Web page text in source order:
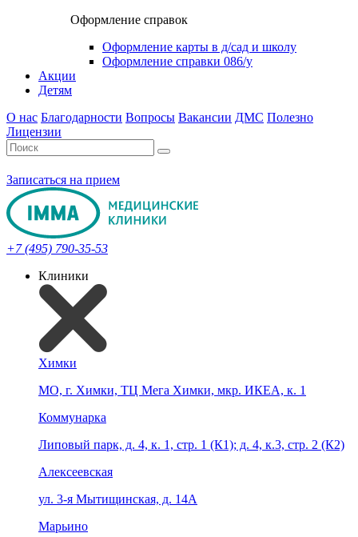
Оформление справок
Оформление карты в д/сад и школу
Оформление справки 086/у
Акции
Детям
О нас Благодарности Вопросы Вакансии ДМС Полезно
Лицензии
Записаться на прием
+7 (495) 790-35-53
Клиники
Химки
МО, г. Химки, ТЦ Мега Химки, мкр. ИКЕА, к. 1
Коммунарка
Липовый парк, д. 4, к. 1, стр. 1 (К1); д. 4, к.3, стр. 2 (К2)
Алексеевская
ул. 3-я Мытищинская, д. 14А
Марьино